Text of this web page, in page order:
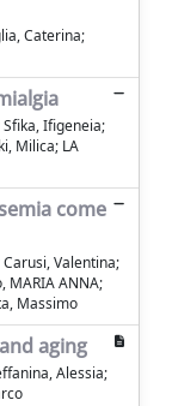
Caterina;
Ifigeneia;
Milica; LA
come
Valentina;
MARIA ANNA;
Massimo
aging
Alessia;